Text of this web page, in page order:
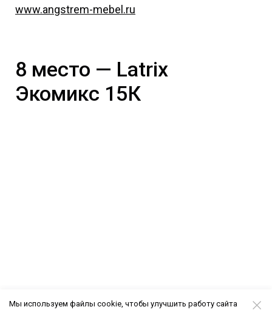
www.angstrem-mebel.ru
8 место — Latrix
Экомикс 15К
Мы используем файлы cookie, чтобы улучшить работу сайта